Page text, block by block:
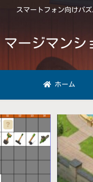
スマートフォン向けパ
マージマンシ
ホーム